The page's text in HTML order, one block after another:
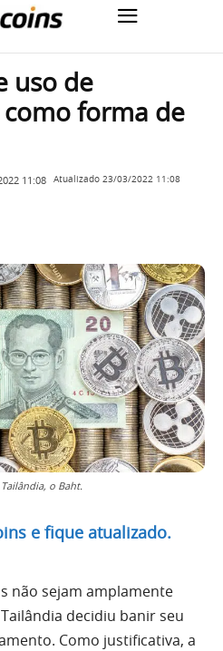
uso de
forma de
11:08 Atualizado 23/03/2022 11:08
o Baht.
e fique atualizado.
não sejam amplamente
decidiu banir seu
Como justificativa, a